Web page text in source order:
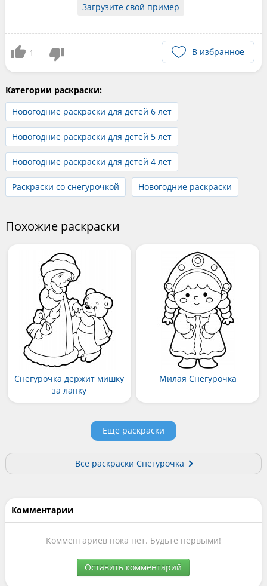
Загрузите свой пример
1 В избранное
Категории раскраски:
Новогодние раскраски для детей 6 лет
Новогодние раскраски для детей 5 лет
Новогодние раскраски для детей 4 лет
Раскраски со снегурочкой Новогодние раскраски
Похожие раскраски
Снегурочка держит мишку
за лапку
Милая Снегурочка
Еще раскраски
Все раскраски Снегурочка
Комментарии
Комментариев пока нет. Будьте первыми!
Оставить комментарий